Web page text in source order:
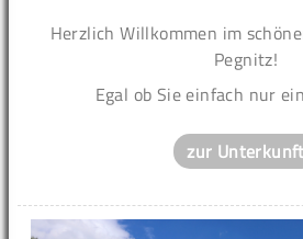
Herzlich Willkommen im
Pegnitz!
Egal ob Sie einfach nur
zur Unterkunft